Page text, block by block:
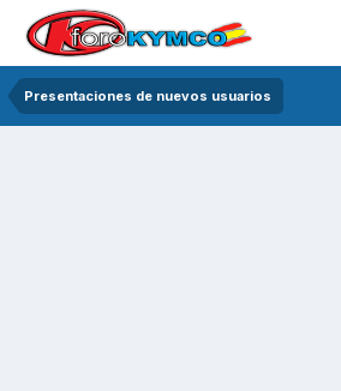
Presentaciones de nuevos usuarios